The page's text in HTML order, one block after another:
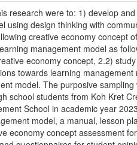
research were to: 1) develop
using design thinking with
creative economy concept
management model as
economy concept, 2.2)
towards learning
model. The purposive
school students from Koh Kret
School in academic year
model, a manual, lesson
economy concept assessment